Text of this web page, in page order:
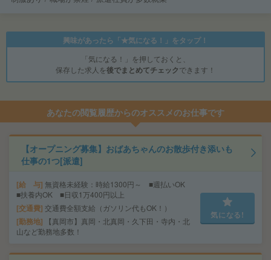
興味があったら「★気になる！」をタップ！
「気になる！」を押しておくと、
保存した求人を後でまとめてチェックできます！
あなたの閲覧履歴からのオススメのお仕事です
【オープニング募集】おばあちゃんのお散歩付き添いも
仕事の1つ[派遣]
給 与 無資格未経験：時給1300円～ ■週払いOK
■扶養内OK ■日収1万400円以上
交通費 交通費全額支給（ガソリン代もOK！）
勤務地
【真岡市】真岡・北真岡・久下田・寺内・北
山など勤務地多数！
気になる!